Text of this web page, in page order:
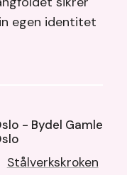
egen identitet
- Bydel Gamle
Stålverkskroken